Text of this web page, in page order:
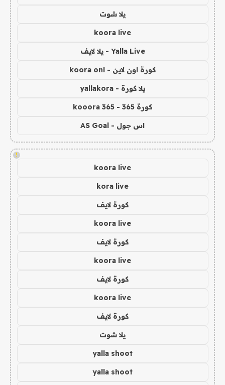
يلا شوت
koora live
Yalla Live - يلا لايف
كورة اون لاين - koora onl
يلا كورة - yallakora
كورة 365 - kooora 365
اس جول - AS Goal
!
koora live
kora live
كورة لايف
koora live
كورة لايف
koora live
كورة لايف
koora live
كورة لايف
يلا شوت
yalla shoot
yalla shoot